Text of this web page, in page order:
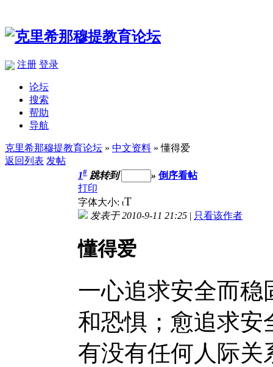
注册 登录
论坛
搜索
帮助
导航
克里希那穆提教育论坛 » 中文资料 » 懂得爱
返回列表 发帖
1# 跳转到 » 倒序看帖
打印
字体大小: tT
发表于 2010-9-11 21:25 | 只看该作者
懂得爱
一心追求安全而稳
和恐惧；愈追求安
有没有任何人际关